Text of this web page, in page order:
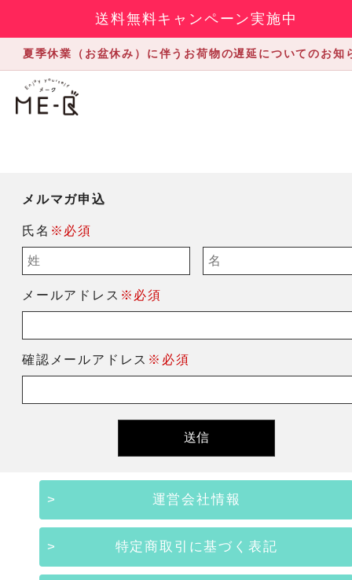
送料無料キャンペーン実施中
夏季休業（お盆休み）に伴うお荷物の遅延についてのお知
メルマガ申込
氏名 ※必須
メールアドレス ※必須
確認メールアドレス ※必須
運営会社情報
特定商取引に基づく表記